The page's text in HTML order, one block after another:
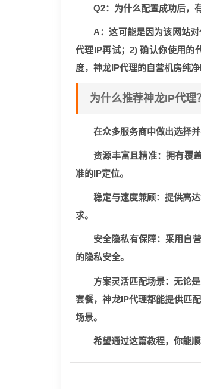
Q2：为什么配置成功后，
A：这可能是因为该网站
代理IP再试；2) 确认你使用的
度，神龙IP代理的自营机房纯
为什么推荐神龙IP代理？
在众多服务商中做出选择
资源丰富且精准：拥有覆
准的IP定位。
稳定与速度兼顾：提供高
求。
安全隐私有保障：采用自
的隐私安全。
方案灵活匹配场景：无论
套餐，神龙IP代理都能提供匹
场景。
希望通过这篇教程，你能